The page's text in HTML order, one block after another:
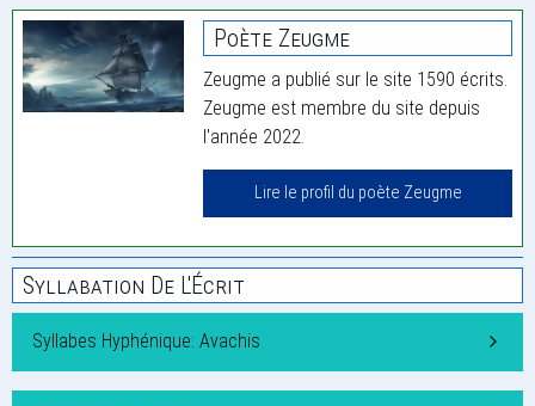
Poète Zeugme
Zeugme a publié sur le site 1590 écrits.
Zeugme est membre du site depuis
l'année 2022.
Lire le profil du poète Zeugme
Syllabation De L'Écrit
Syllabes Hyphénique: Avachis